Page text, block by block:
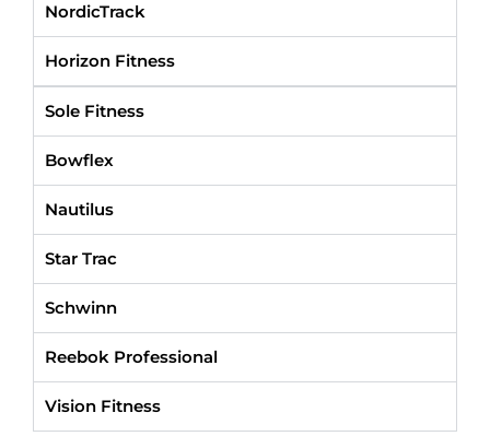
NordicTrack
Horizon Fitness
Sole Fitness
Bowflex
Nautilus
Star Trac
Schwinn
Reebok Professional
Vision Fitness